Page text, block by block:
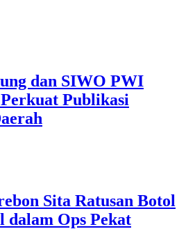
dan SIWO PWI
Publikasi
Sita Ratusan Botol
dalam Ops Pekat